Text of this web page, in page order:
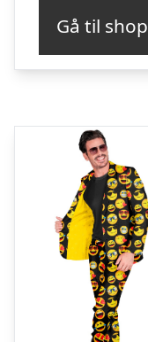
Gå til shop